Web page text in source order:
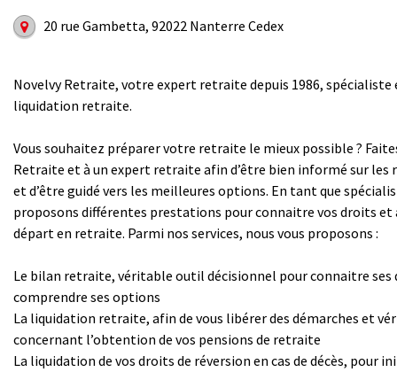
20 rue Gambetta, 92022 Nanterre Cedex
Novelvy Retraite, votre expert retraite depuis 1986,
liquidation retraite.
Vous souhaitez préparer votre retraite le mieux possible ?
Retraite et à un expert retraite afin d’être bien informé sur les
et d’être guidé vers les meilleures options. En tant que
proposons différentes prestations pour connaitre vos droits
départ en retraite. Parmi nos services, nous vous proposons :
Le bilan retraite, véritable outil décisionnel pour connaitre
comprendre ses options
La liquidation retraite, afin de vous libérer des démarches et
concernant l’obtention de vos pensions de retraite
La liquidation de vos droits de réversion en cas de décès, pour